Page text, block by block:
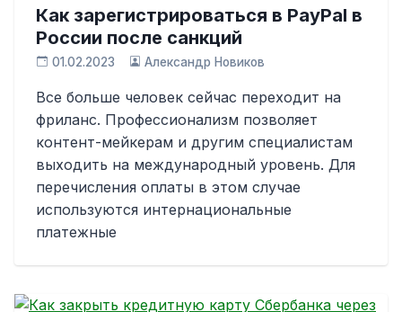
Как зарегистрироваться в PayPal в
России после санкций
01.02.2023 Александр Новиков
Все больше человек сейчас переходит на
фриланс. Профессионализм позволяет
контент-мейкерам и другим специалистам
выходить на международный уровень. Для
перечисления оплаты в этом случае
используются интернациональные
платежные